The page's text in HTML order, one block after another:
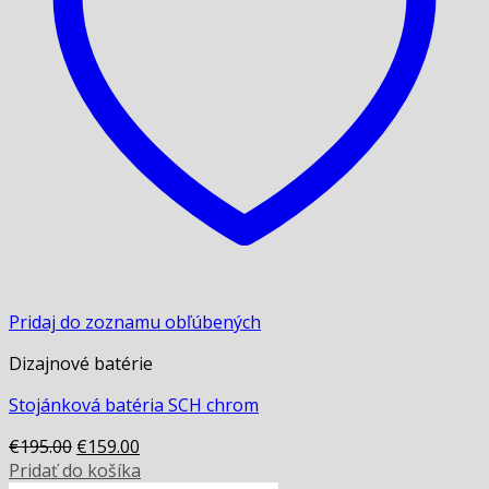
Pridaj do zoznamu obľúbených
Dizajnové batérie
Stojánková batéria SCH chrom
€195.00 Original
price
€159.00
price
Pridať do košíka